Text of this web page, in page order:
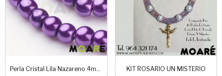
Perla Cristal Lila Nazareno 4mm 100 unidades KIT ROSARIO UN MISTERIO